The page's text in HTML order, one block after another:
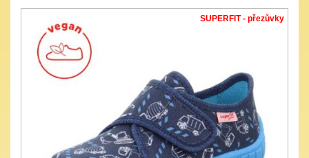
SUPERFIT - přezůvky